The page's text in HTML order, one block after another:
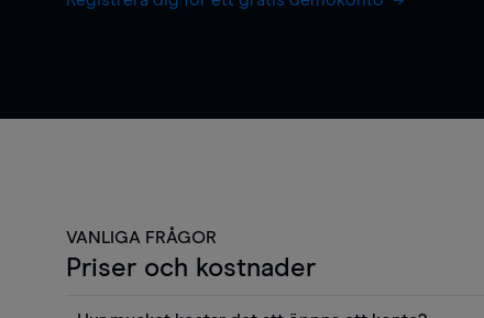
VANLIGA FRÅGOR
Priser och kostnader